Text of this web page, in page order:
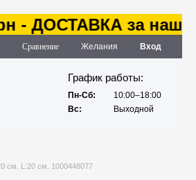
- ДОСТАВКА за наш счет
Сравнение Желания Вход
График работы:
Пн-Сб:
10:00–18:00
Вс:
Выходной
см. L:20 см. 1000448077